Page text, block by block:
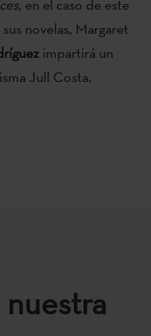
en el caso de este
novelas, Margaret
impartirá un
Jull Costa.